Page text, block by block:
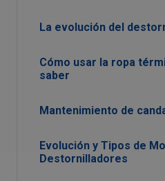
La evolución del
Cómo usar la ropa
saber
Mantenimiento de
Evolución y Tipos de
Destornilladores